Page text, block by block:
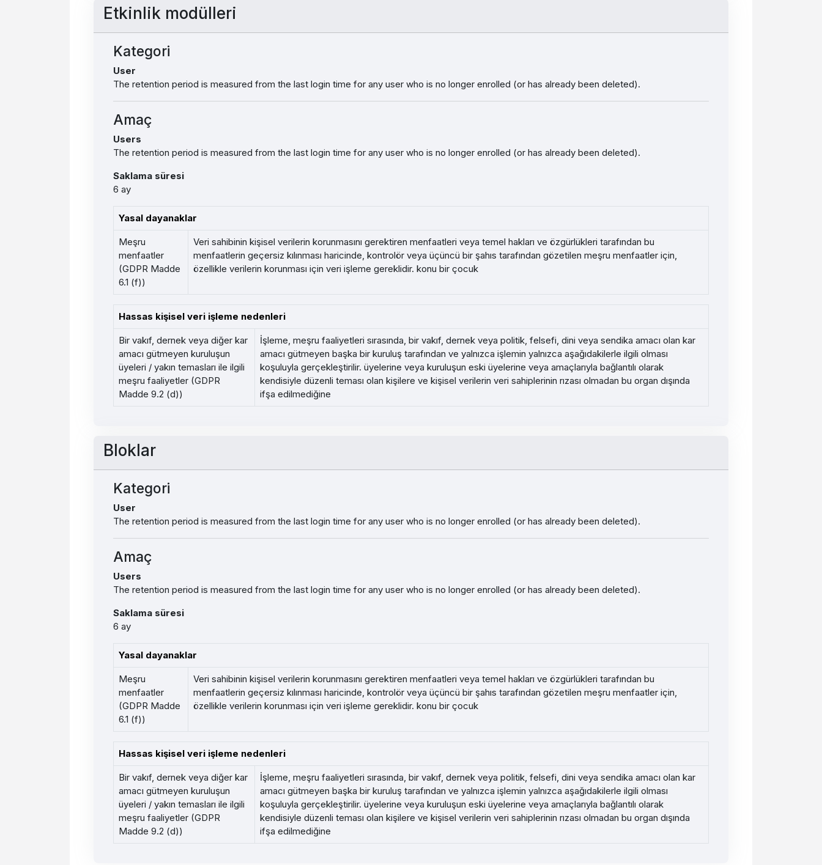
Etkinlik modülleri
Kategori
User
The retention period is measured from the last login time for any user who is no longer enrolled (or has already been deleted).
Amaç
Users
The retention period is measured from the last login time for any user who is no longer enrolled (or has already been deleted).
Saklama süresi
6 ay
Yasal dayanaklar
Meşru
menfaatler
(GDPR Madde
6.1 (f))
Veri sahibinin kişisel verilerin korunmasını gerektiren menfaatleri veya temel hakları ve özgürlükleri tarafından bu
menfaatlerin geçersiz kılınması haricinde, kontrolör veya üçüncü bir şahıs tarafından gözetilen meşru menfaatler için,
özellikle verilerin korunması için veri işleme gereklidir. konu bir çocuk
Hassas kişisel veri işleme nedenleri
Bir vakıf, dernek veya diğer kar
amacı gütmeyen kuruluşun
üyeleri / yakın temasları ile ilgili
meşru faaliyetler (GDPR
Madde 9.2 (d))
İşleme, meşru faaliyetleri sırasında, bir vakıf, dernek veya politik, felsefi, dini veya sendika amacı olan kar
amacı gütmeyen başka bir kuruluş tarafından ve yalnızca işlemin yalnızca aşağıdakilerle ilgili olması
koşuluyla gerçekleştirilir. üyelerine veya kuruluşun eski üyelerine veya amaçlarıyla bağlantılı olarak
kendisiyle düzenli teması olan kişilere ve kişisel verilerin veri sahiplerinin rızası olmadan bu organ dışında
ifşa edilmediğine
Bloklar
Kategori
User
The retention period is measured from the last login time for any user who is no longer enrolled (or has already been deleted).
Amaç
Users
The retention period is measured from the last login time for any user who is no longer enrolled (or has already been deleted).
Saklama süresi
6 ay
Yasal dayanaklar
Meşru
menfaatler
(GDPR Madde
6.1 (f))
Veri sahibinin kişisel verilerin korunmasını gerektiren menfaatleri veya temel hakları ve özgürlükleri tarafından bu
menfaatlerin geçersiz kılınması haricinde, kontrolör veya üçüncü bir şahıs tarafından gözetilen meşru menfaatler için,
özellikle verilerin korunması için veri işleme gereklidir. konu bir çocuk
Hassas kişisel veri işleme nedenleri
Bir vakıf, dernek veya diğer kar
amacı gütmeyen kuruluşun
üyeleri / yakın temasları ile ilgili
meşru faaliyetler (GDPR
Madde 9.2 (d))
İşleme, meşru faaliyetleri sırasında, bir vakıf, dernek veya politik, felsefi, dini veya sendika amacı olan kar
amacı gütmeyen başka bir kuruluş tarafından ve yalnızca işlemin yalnızca aşağıdakilerle ilgili olması
koşuluyla gerçekleştirilir. üyelerine veya kuruluşun eski üyelerine veya amaçlarıyla bağlantılı olarak
kendisiyle düzenli teması olan kişilere ve kişisel verilerin veri sahiplerinin rızası olmadan bu organ dışında
ifşa edilmediğine